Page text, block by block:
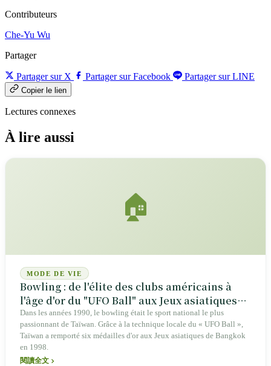
Contributeurs
Che-Yu Wu
Partager
Partager sur X Partager sur Facebook Partager sur LINE
Copier le lien
Lectures connexes
À lire aussi
🏠
MODE DE VIE
Bowling : de l'élite des clubs américains à
l'âge d'or du "UFO Ball" aux Jeux asiatiques
de Bangkok, l'ascension et le déclin de
Taïwan
Dans les années 1990, le bowling était le sport national le plus
passionnant de Taïwan. Grâce à la technique locale du « UFO Ball »,
Taïwan a remporté six médailles d'or aux Jeux asiatiques de Bangkok
en 1998.
閱讀全文